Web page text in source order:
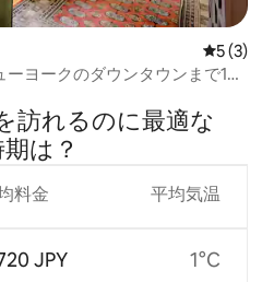
レビュー
5 (3)
ヨークのダウンタウンまで10
訪⁠れ⁠るの⁠に最⁠適⁠な
は⁠？
料金
JPY
平均気温
1°C